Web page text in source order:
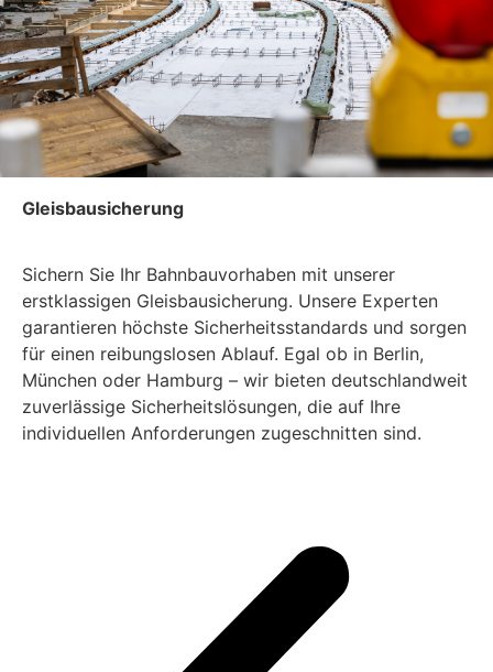
Gleisbausicherung
Sichern Sie Ihr Bahnbauvorhaben mit unserer
erstklassigen Gleisbausicherung. Unsere Experten
garantieren höchste Sicherheitsstandards und sorgen
für einen reibungslosen Ablauf. Egal ob in Berlin,
München oder Hamburg – wir bieten deutschlandweit
zuverlässige Sicherheitslösungen, die auf Ihre
individuellen Anforderungen zugeschnitten sind.